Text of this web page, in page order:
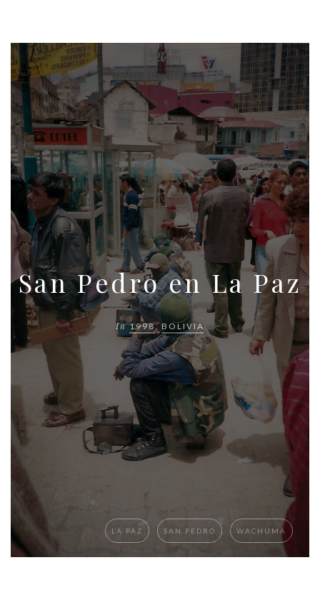
San Pedro en La Paz
In 1998,BOLIVIA
LA PAZ SAN PEDRO WACHUMA